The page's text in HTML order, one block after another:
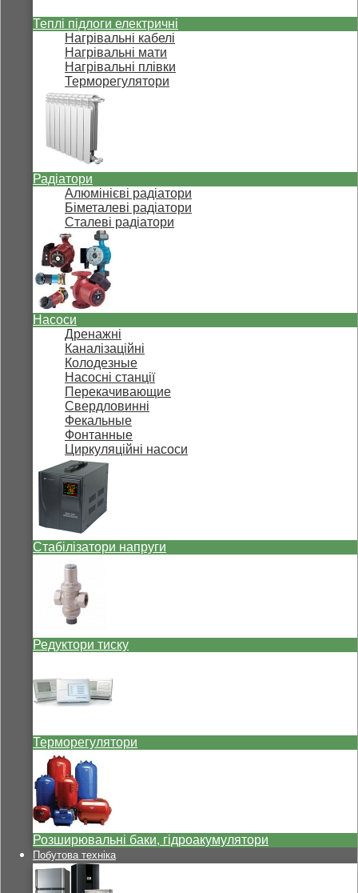
Теплі підлоги електричні
Нагрівальні кабелі
Нагрівальні мати
Нагрівальні плівки
Терморегулятори
Радіатори
Алюмінієві радіатори
Біметалеві радіатори
Сталеві радіатори
Насоси
Дренажні
Каналізаційні
Колодезные
Насосні станції
Перекачивающие
Свердловинні
Фекальные
Фонтанные
Циркуляційні насоси
Стабілізатори напруги
Редуктори тиску
Терморегулятори
Розширювальні баки, гідроакумулятори
Побутова техніка